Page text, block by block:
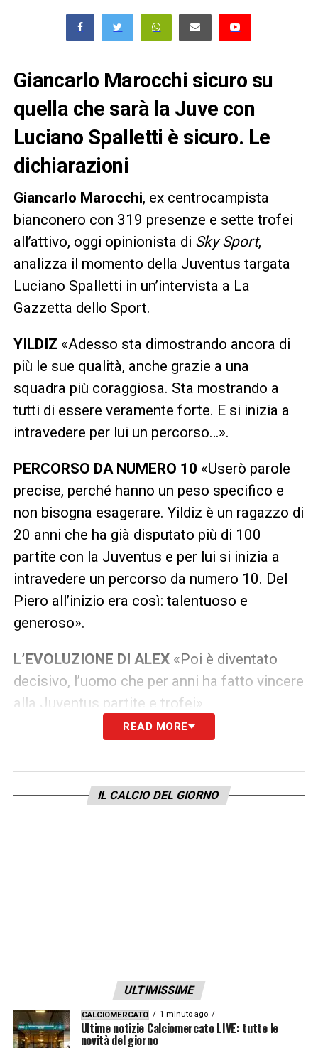
Giancarlo Marocchi sicuro su
quella che sarà la Juve con
Luciano Spalletti è sicuro. Le
dichiarazioni
Giancarlo Marocchi, ex centrocampista
bianconero con 319 presenze e sette trofei
all’attivo, oggi opinionista di Sky Sport,
analizza il momento della Juventus targata
Luciano Spalletti in un’intervista a La
Gazzetta dello Sport.
YILDIZ «Adesso sta dimostrando ancora di
più le sue qualità, anche grazie a una
squadra più coraggiosa. Sta mostrando a
tutti di essere veramente forte. E si inizia a
intravedere per lui un percorso…».
PERCORSO DA NUMERO 10 «Userò parole
precise, perché hanno un peso specifico e
non bisogna esagerare. Yildiz è un ragazzo di
20 anni che ha già disputato più di 100
partite con la Juventus e per lui si inizia a
intravedere un percorso da numero 10. Del
Piero all’inizio era così: talentuoso e
generoso».
L’EVOLUZIONE DI ALEX «Poi è diventato
decisivo, l’uomo che per anni ha fatto vincere
alla Juventus partite e trofei».
L’IMPATTO DI SPALLETTI«È arrivato a
Nazionale, aveva bisogno di qualcosa di
grande per continuare a essere Spalletti. Lo
cosa ha bisogno la squadra. Era la cosa più
importante: trovare un uomo che indicasse la
direzione giusta per uscire dall’impasse degli
READ MORE
IL CALCIO DEL GIORNO
ULTIMISSIME
CALCIOMERCATO 1 minuto ago
Ultime notizie Calciomercato LIVE: tutte le
novità del giorno